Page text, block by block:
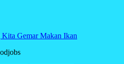
Gemar Makan Ikan